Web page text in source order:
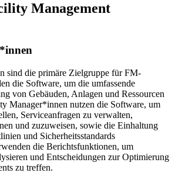
Management
sind die primäre Zielgruppe für FM-
die Software, um die umfassende
von Gebäuden, Anlagen und Ressourcen
Manager*innen nutzen die Software, um
Serviceanfragen zu verwalten,
und zuzuweisen, sowie die Einhaltung
und Sicherheitsstandards
die Berichtsfunktionen, um
und Entscheidungen zur Optimierung
zu treffen.